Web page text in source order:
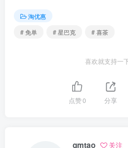
淘优惠
# 免单
# 星巴克 # 喜茶
喜欢就支持一
点赞0 分享
qmtao 关注